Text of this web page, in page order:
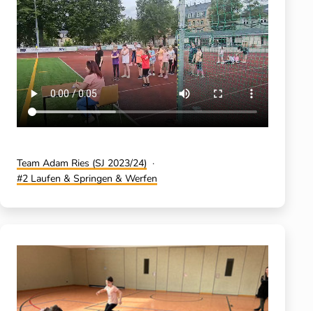
Kategorisiert
als
Team Adam Ries (SJ 2023/24)
Verschlagwortet
2 Laufen & Springen & Werfen